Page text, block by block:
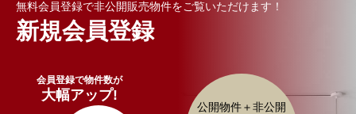
無料会員登録で非公開販売物件をご覧いただけます！
新規会員登録
会員登録で物件数が
大幅アップ!
公開物件＋非公開